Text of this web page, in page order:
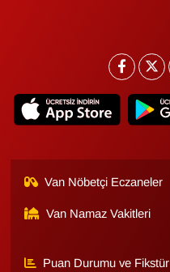
Van Nöbetçi Eczaneler
Van Namaz Vakitleri
Puan Durumu ve Fikstür